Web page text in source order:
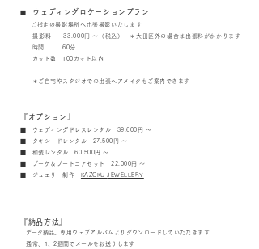
ウェディングロケーションプラン
ご指定の撮影場所へ出張撮影いたします
撮影料33.000 円 〜 （税込）
＊大田区外の場合は出張料がかかります
時間
60分
カット数 100カット以内
＊ ご自宅やスタジオでの出張ヘアメイクもご案内できます
『オ プション
■ ウェディングドレスレンタル 39 .600 円
〜
■ タキシードレンタル
27.500 円
〜
■ 和装レンタル 60.500円 〜
■ ブーケ＆ブートニアセット
22.000 円
〜
■ ジュエリー制作
KAZOKU JEWELLERY
『納品方法』
データ納品。 専用ウェブアルバムよりダウンロードしていただきます
通常、1、2週間でメールをお送りします